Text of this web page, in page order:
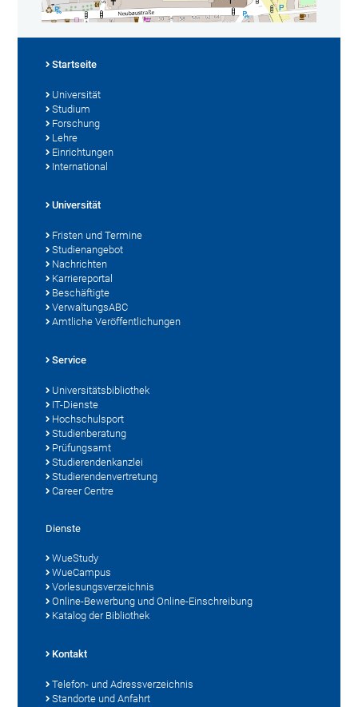
Startseite
Universität
Studium
Forschung
Lehre
Einrichtungen
International
Universität
Fristen und Termine
Studienangebot
Nachrichten
Karriereportal
Beschäftigte
VerwaltungsABC
Amtliche Veröffentlichungen
Service
Universitätsbibliothek
IT-Dienste
Hochschulsport
Studienberatung
Prüfungsamt
Studierendenkanzlei
Studierendenvertretung
Career Centre
Dienste
WueStudy
WueCampus
Vorlesungsverzeichnis
Online-Bewerbung und Online-Einschreibung
Katalog der Bibliothek
Kontakt
Telefon- und Adressverzeichnis
Standorte und Anfahrt